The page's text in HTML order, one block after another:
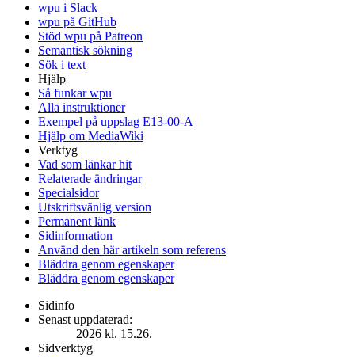
wpu i Slack
wpu på GitHub
Stöd wpu på Patreon
Semantisk sökning
Sök i text
Hjälp
Så funkar wpu
Alla instruktioner
Exempel på uppslag E13-00-A
Hjälp om MediaWiki
Verktyg
Vad som länkar hit
Relaterade ändringar
Specialsidor
Utskriftsvänlig version
Permanent länk
Sidinformation
Använd den här artikeln som referens
Bläddra genom egenskaper
Bläddra genom egenskaper
Sidinfo
Senast uppdaterad:
2026 kl. 15.26.
Sidverktyg